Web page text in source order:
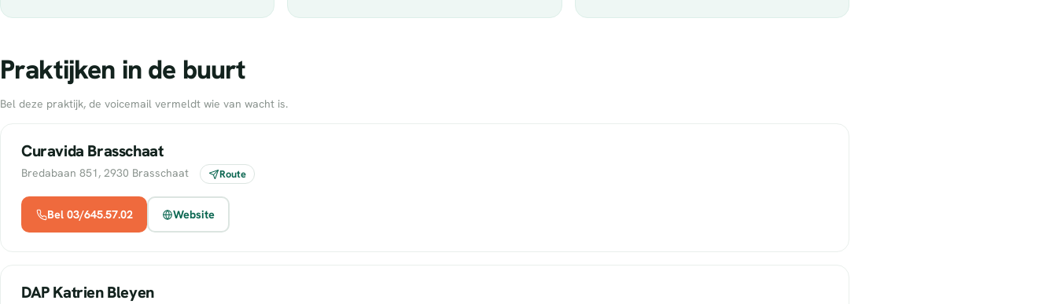
Praktijken in de buurt
Bel deze praktijk, de voicemail vermeldt wie van wacht is.
Curavida Brasschaat
Bredabaan 851, 2930 Brasschaat Route
Bel 03/645.57.02 Website
DAP Katrien Bleyen